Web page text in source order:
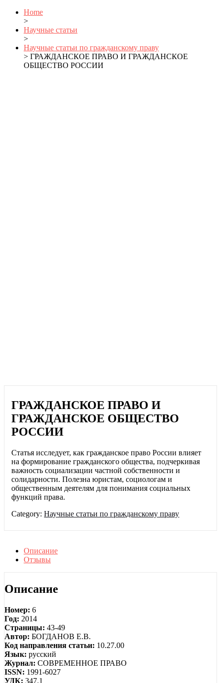
Home
>
Научные статьи
>
Научные статьи по гражданскому праву
> ГРАЖДАНСКОЕ ПРАВО И ГРАЖДАНСКОЕ
ОБЩЕСТВО РОССИИ
ГРАЖДАНСКОЕ ПРАВО И
ГРАЖДАНСКОЕ ОБЩЕСТВО
РОССИИ
Статья исследует, как гражданское право России влияет
на формирование гражданского общества, подчеркивая
важность социализации частной собственности и
солидарности. Полезна юристам, социологам и
общественным деятелям для понимания социальных
функций права.
Category:Научные статьи по гражданскому праву
Описание
Отзывы
Описание
Номер: 6
Год: 2014
Страницы: 43-49
Автор: БОГДАНОВ Е.В.
Код направления статьи: 10.27.00
Язык: русский
Журнал: СОВРЕМЕННОЕ ПРАВО
ISSN: 1991-6027
УДК: 347.1